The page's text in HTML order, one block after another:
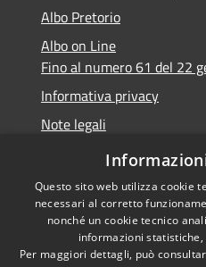
Albo Pretorio
Albo on Line
Fino al numero 61 del 22
Informativa privacy
Note legali
Dichiarazione di
Questo sito web utilizza cookie
necessari al corretto
nonché un cookie tecnico
informazioni
Per maggiori dettagli, può